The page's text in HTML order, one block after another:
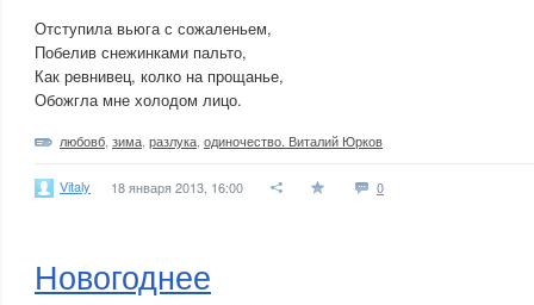
Отступила вьюга с сожаленьем,
Побелив снежинками пальто,
Как ревнивец, колко на прощанье,
Обожгла мне холодом лицо.
любовб зима разлука одиночество. Виталий Юрков
Vitaly 18 января 2013, 16:00 0
Новогоднее